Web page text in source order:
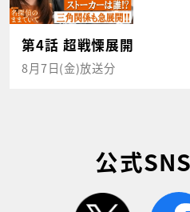
第4話 超戦慄展開
8月7日(金)放送分
公式
twitter